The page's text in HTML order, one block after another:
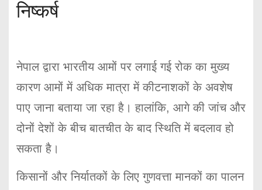
निष्कर्ष
नेपाल द्वारा भारतीय आमों पर लगाई गई रोक का मुख्य
कारण आमों में अधिक मात्रा में कीटनाशकों के अवशेष
पाए जाना बताया जा रहा है। हालांकि, आगे की जांच और
दोनों देशों के बीच बातचीत के बाद स्थिति में बदलाव हो
सकता है।
किसानों और निर्यातकों के लिए गुणवत्ता मानकों का पालन